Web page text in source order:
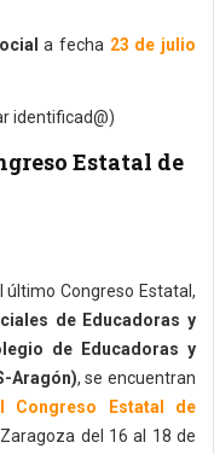
a fecha 23 de julio
identificad@)
Estatal de
último Congreso Estatal,
de Educadoras y
de Educadoras y
Aragón), se encuentran
Congreso Estatal de
del 16 al 18 de